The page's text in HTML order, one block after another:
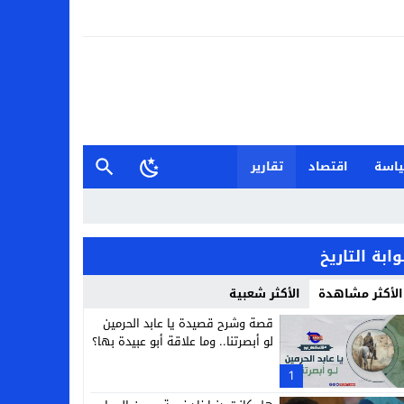
اقتصاد
تقارير
التاريخ
الأكثر مشاهدة الأكثر شعبية
1
قصة وشرح قصيدة يا عابد الحرمين
لو أبصرتنا.. وما علاقة أبو عبيدة بها؟